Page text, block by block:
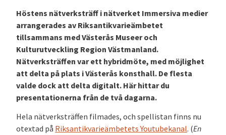
Höstens nätverksträff i nätverket Immersiva medier
arrangerades av Riksantikvarieämbetet
tillsammans med Västerås Museer och
Kulturutveckling Region Västmanland.
Nätverksträffen var ett hybridmöte, med möjlighet
att delta på plats i Västerås konsthall. De flesta
valde dock att delta digitalt. Här hittar du
presentationerna från de två dagarna.
Hela nätverksträffen filmades, och spellistan finns nu
otextad på Riksantikvarieämbetets Youtubekanal. (En